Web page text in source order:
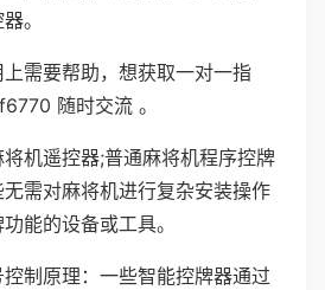
。
需要帮助，想获取一对一指
随时交流 。
机遥控器;普通麻将机程序控牌
需对麻将机进行复杂安装操作
能的设备或工具。
制原理：一些智能控牌器通过